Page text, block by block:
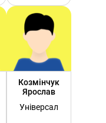
Козмінчук
Ярослав
Універсал